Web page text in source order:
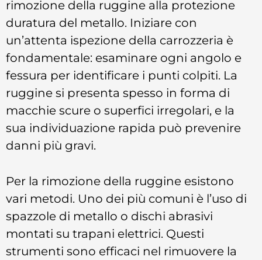
rimozione della ruggine alla protezione
duratura del metallo. Iniziare con
un’attenta ispezione della carrozzeria è
fondamentale: esaminare ogni angolo e
fessura per identificare i punti colpiti. La
ruggine si presenta spesso in forma di
macchie scure o superfici irregolari, e la
sua individuazione rapida può prevenire
danni più gravi.
Per la rimozione della ruggine esistono
vari metodi. Uno dei più comuni è l’uso di
spazzole di metallo o dischi abrasivi
montati su trapani elettrici. Questi
strumenti sono efficaci nel rimuovere la